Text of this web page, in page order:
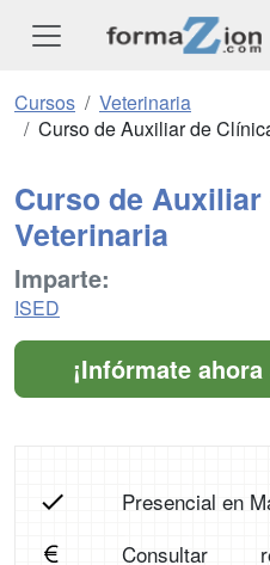
Cursos
Veterinaria
Curso de Auxiliar de
Curso de
Veterinaria
Imparte:
ISED
¡Infórmate
Presencial en
Consultar